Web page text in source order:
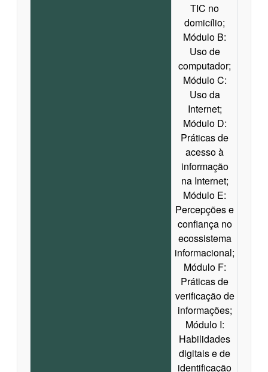
TIC no
domicílio;
Módulo B:
Uso de
computador;
Módulo C:
Uso da
Internet;
Módulo D:
Práticas de
acesso à
informação
na Internet;
Módulo E:
Percepções e
confiança no
ecossistema
informacional;
Módulo F:
Práticas de
verificação de
informações;
Módulo I:
Habilidades
digitais e de
identificação